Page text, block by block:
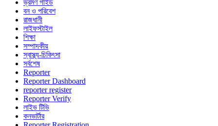
ভ্রমণ গাইড
বন ও পরিবেশ
রাজধানী
লাইফস্টাইল
শিক্ষা
সম্পাদকীয়
স্বাস্থ্য-চিকিৎসা
সর্বশেষ
Reporter
Reporter Dashboard
reporter register
Reporter Verify
লাইভ টিভি
কনভার্টার